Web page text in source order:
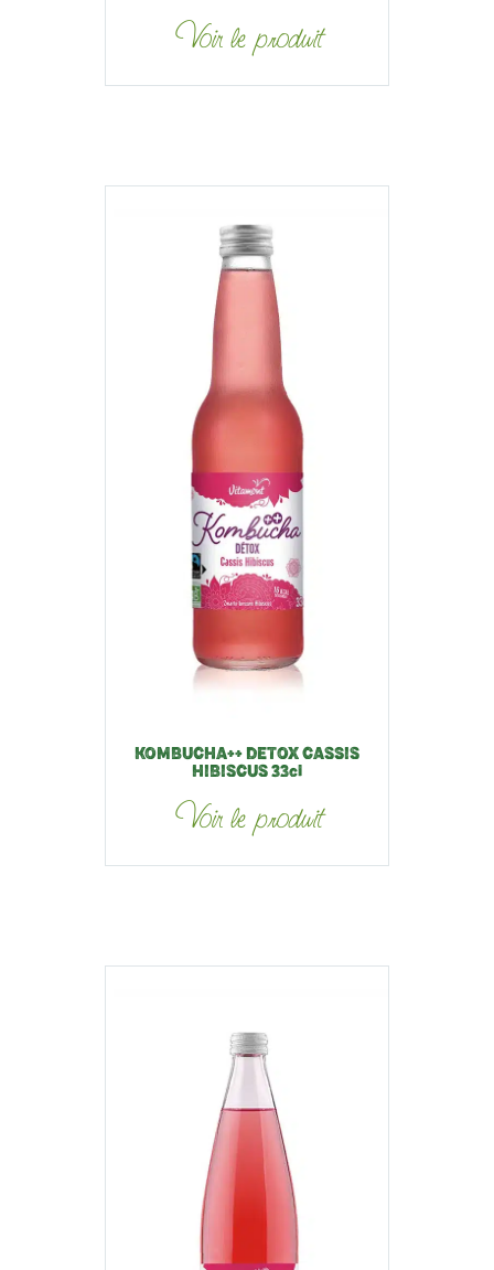
Voir le produit
KOMBUCHA++ DETOX CASSIS
HIBISCUS 33cl
Voir le produit